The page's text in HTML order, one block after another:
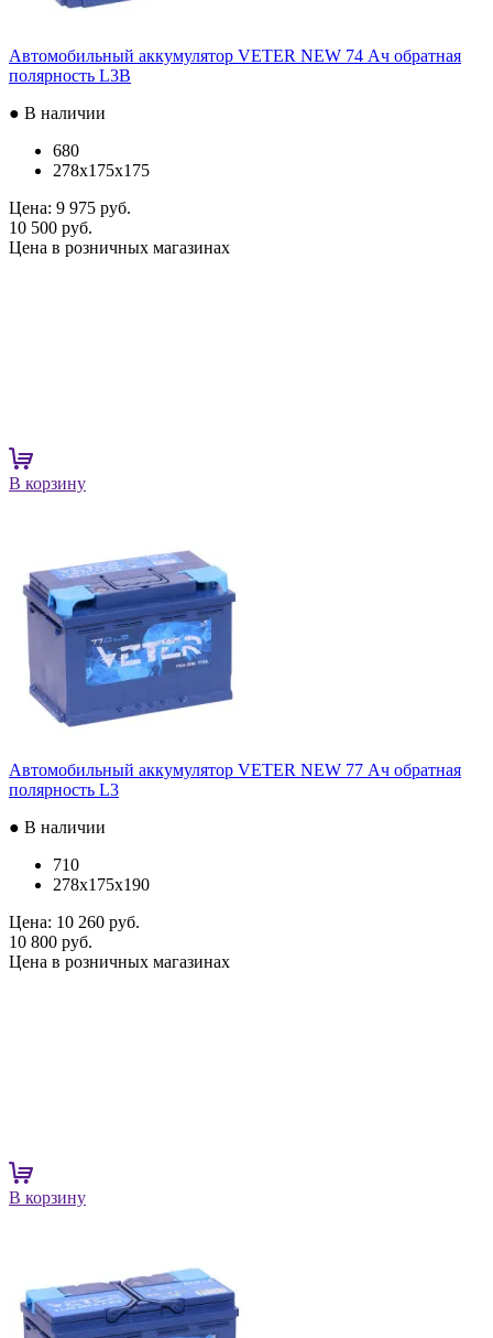
Автомобильный аккумулятор VETER NEW 74 Ач обратная
полярность L3B
● В наличии
680
278x175x175
Цена: 9 975 руб.
10 500 руб.
Цена в розничных магазинах
В корзину
Автомобильный аккумулятор VETER NEW 77 Ач обратная
полярность L3
● В наличии
710
278x175x190
Цена: 10 260 руб.
10 800 руб.
Цена в розничных магазинах
В корзину